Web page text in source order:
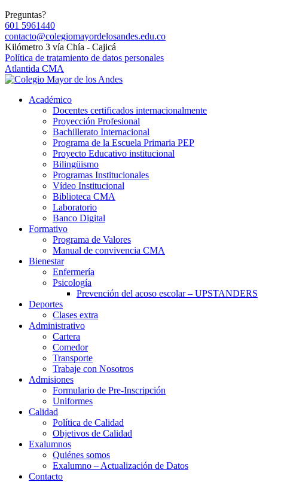
Preguntas?
601 5961440
contacto@colegiomayordelosandes.edu.co
Kilómetro 3 vía Chía - Cajicá
Política de tratamiento de datos personales
Atlantida CMA
Académico
Docentes certificados internacionalmente
Proyección Profesional
Bachillerato Internacional
Programa de la Escuela Primaria PEP
Proyecto Educativo institucional
Bilingüismo
Programas Institucionales
Vídeo Institucional
Biblioteca CMA
Laboratorio
Banco Digital
Formativo
Programa de Valores
Manual de convivencia CMA
Bienestar
Enfermería
Psicología
Prevención del acoso escolar – UPSTANDERS
Deportes
Clases extra
Administrativo
Cartera
Comedor
Transporte
Trabaje con Nosotros
Admisiones
Formulario de Pre-Inscripción
Uniformes
Calidad
Política de Calidad
Objetivos de Calidad
Exalumnos
Quiénes somos
Exalumno – Actualización de Datos
Contacto